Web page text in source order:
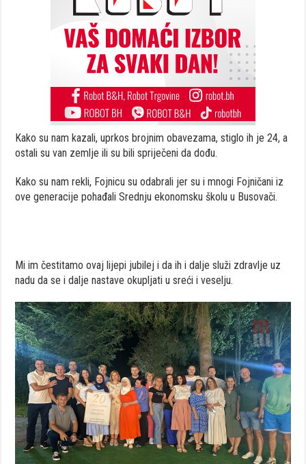
Kako su nam kazali, uprkos brojnim obavezama, stiglo ih je 24, a
ostali su van zemlje ili su bili spriječeni da dođu.
Kako su nam rekli, Fojnicu su odabrali jer su i mnogi Fojničani iz
ove generacije pohađali Srednju ekonomsku školu u Busovači.
Mi im čestitamo ovaj lijepi jubilej i da ih i dalje služi zdravlje uz
nadu da se i dalje nastave okupljati u sreći i veselju.